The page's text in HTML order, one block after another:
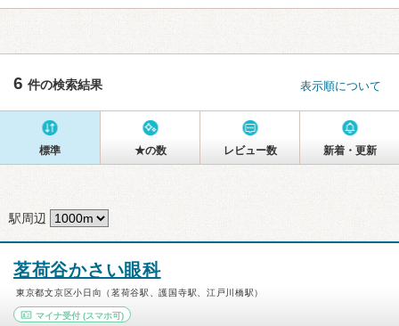
6 件の検索結果 表示順について
標準 ★の数 レビュー数 新着・更新
駅周辺
茗荷谷かさい眼科
東京都文京区小日向（茗荷谷駅、護国寺駅、江戸川橋駅）
マイナ受付 (スマホ可)